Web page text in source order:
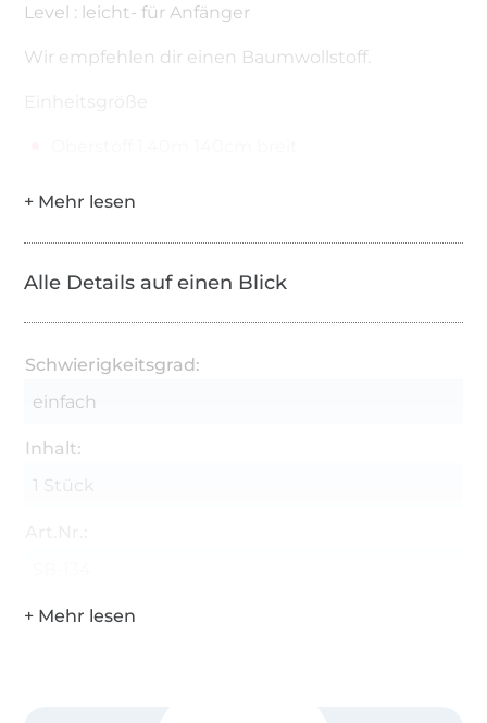
Level : leicht- für Anfänger
Wir empfehlen dir einen Baumwollstoff.
Einheitsgröße
Alle Details auf einen Blick
Schwierigkeitsgrad:
einfach
Inhalt:
1 Stück